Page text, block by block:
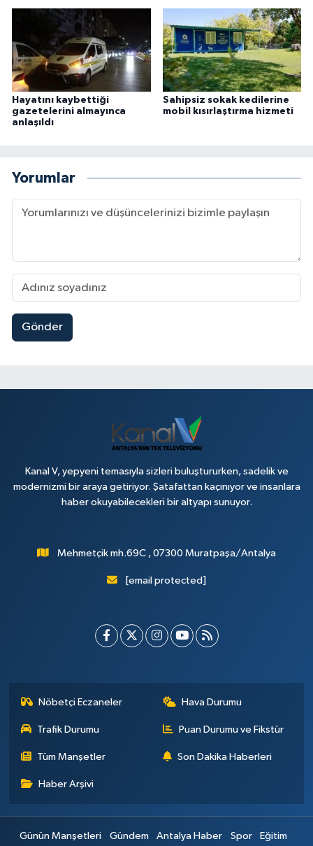
Hayatını kaybettiği
gazetelerini almayınca
anlaşıldı
Sahipsiz sokak kedilerine
mobil kısırlaştırma hizmeti
Yorumlar
Gönder
Kanal V, yepyeni temasıyla sizleri buluştururken, sadelik ve
modernizmi bir araya getiriyor. Şatafattan kaçınıyor ve insanlara
haber okuyabilecekleri bir altyapı sunuyor.
Mehmetçik mh.69C , 07300 Muratpaşa/Antalya
[email protected]
Nöbetçi Eczaneler Hava Durumu
Trafik Durumu Puan Durumu ve Fikstür
Tüm Manşetler Son Dakika Haberleri
Haber Arşivi
Günün Manşetleri Gündem Antalya Haber Spor Eğitim